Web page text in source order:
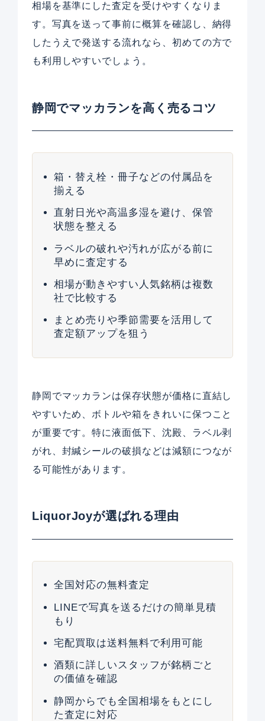
相場を基準にした査定を受けやすくなりま
す。写真を送って事前に概算を確認し、納得
したうえで発送する流れなら、初めての方で
も利用しやすいでしょう。
静岡でマッカランを高く売るコツ
箱・替え栓・冊子などの付属品を
揃える
直射日光や高温多湿を避け、保管
状態を整える
ラベルの破れや汚れが広がる前に
早めに査定する
相場が動きやすい人気銘柄は複数
社で比較する
まとめ売りや季節需要を活用して
査定額アップを狙う
静岡でマッカランは保存状態が価格に直結し
やすいため、ボトルや箱をきれいに保つこと
が重要です。特に液面低下、沈殿、ラベル剥
がれ、封緘シールの破損などは減額につなが
る可能性があります。
LiquorJoyが選ばれる理由
全国対応の無料査定
LINEで写真を送るだけの簡単見積
もり
宅配買取は送料無料で利用可能
酒類に詳しいスタッフが銘柄ごと
の価値を確認
静岡からでも全国相場をもとにし
た査定に対応